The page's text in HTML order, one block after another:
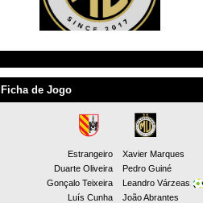
Ficha de Jogo
Estrangeiro
Xavier Marques
Duarte Oliveira
Pedro Guiné
Gonçalo Teixeira
Leandro Várzeas
Luís Cunha
João Abrantes